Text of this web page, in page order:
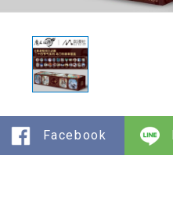
Facebook